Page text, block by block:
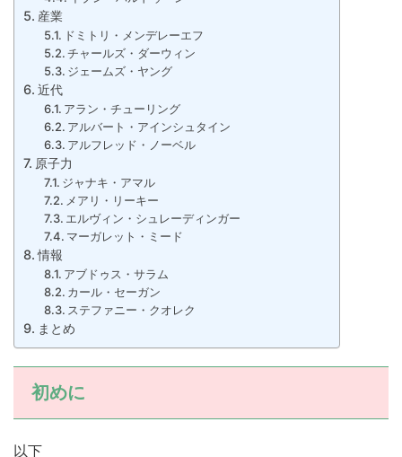
産業
ドミトリ・メンデレーエフ
チャールズ・ダーウィン
ジェームズ・ヤング
近代
アラン・チューリング
アルバート・アインシュタイン
アルフレッド・ノーベル
原子力
ジャナキ・アマル
メアリ・リーキー
エルヴィン・シュレーディンガー
マーガレット・ミード
情報
アブドゥス・サラム
カール・セーガン
ステファニー・クオレク
まとめ
初めに
以下